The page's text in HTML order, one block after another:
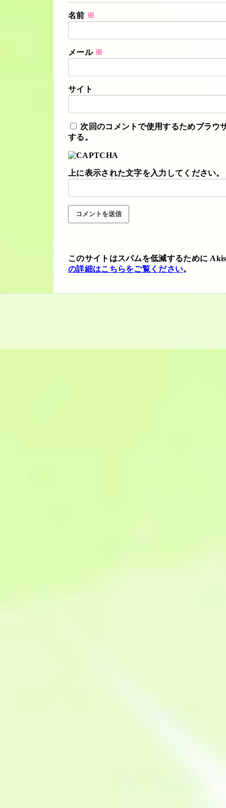
名前 ※
メール ※
サイト
次回のコメントで使用するためブラウ
する。
上に表示された文字を入力してください。
このサイトはスパムを低減するために
の詳細はこちらをご覧ください。